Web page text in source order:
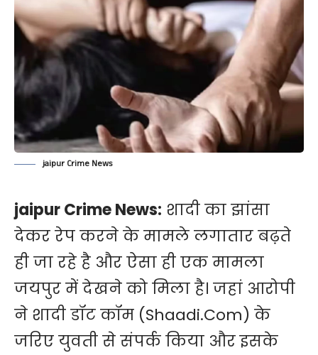
jaipur Crime News
jaipur Crime News: शादी का झांसा
देकर रेप करने के मामले लगातार बढ़ते
ही जा रहे है और ऐसा ही एक मामला
जयपुर में देखने को मिला है। जहां आरोपी
ने शादी डॉट कॉम (Shaadi.Com) के
जरिए युवती से संपर्क किया और इसके